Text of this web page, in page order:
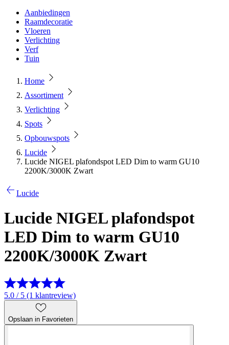
Aanbiedingen
Raamdecoratie
Vloeren
Verlichting
Verf
Tuin
Home
Assortiment
Verlichting
Spots
Opbouwspots
Lucide
Lucide NIGEL plafondspot LED Dim to warm GU10
2200K/3000K Zwart
Lucide
Lucide NIGEL plafondspot
LED Dim to warm GU10
2200K/3000K Zwart
5.0 / 5 (1 klantreview)
Opslaan in Favorieten